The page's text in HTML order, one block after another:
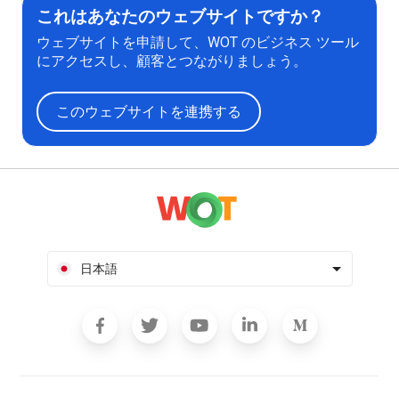
これはあなたのウェブサイトですか？
ウェブサイトを申請して、WOT のビジネス ツール
にアクセスし、顧客とつながりましょう。
このウェブサイトを連携する
日本語